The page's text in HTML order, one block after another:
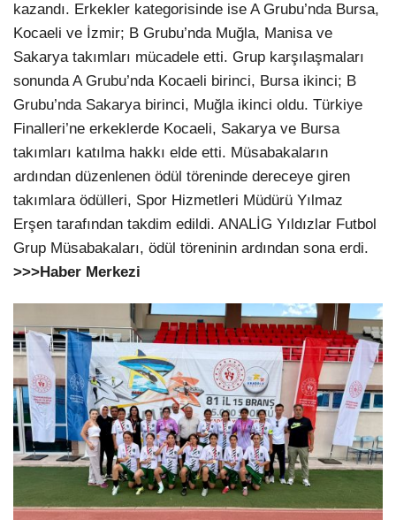
kazandı. Erkekler kategorisinde ise A Grubu’nda Bursa,
Kocaeli ve İzmir; B Grubu’nda Muğla, Manisa ve
Sakarya takımları mücadele etti. Grup karşılaşmaları
sonunda A Grubu’nda Kocaeli birinci, Bursa ikinci; B
Grubu’nda Sakarya birinci, Muğla ikinci oldu. Türkiye
Finalleri’ne erkeklerde Kocaeli, Sakarya ve Bursa
takımları katılma hakkı elde etti. Müsabakaların
ardından düzenlenen ödül töreninde dereceye giren
takımlara ödülleri, Spor Hizmetleri Müdürü Yılmaz
Erşen tarafından takdim edildi. ANALİG Yıldızlar Futbol
Grup Müsabakaları, ödül töreninin ardından sona erdi.
>>>Haber Merkezi